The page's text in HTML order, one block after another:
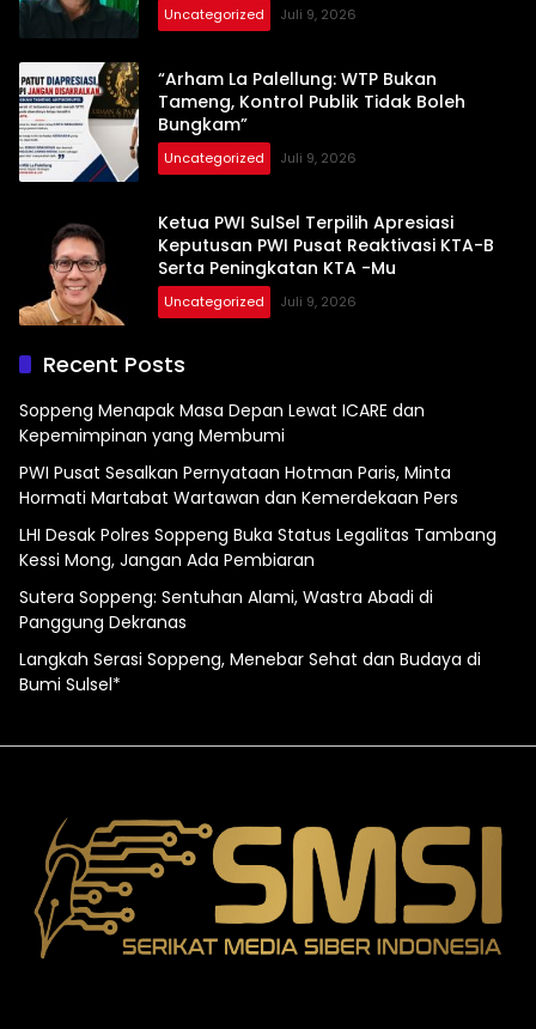
Uncategorized Juli 9, 2026
“Arham La Palellung: WTP Bukan
Tameng, Kontrol Publik Tidak Boleh
Bungkam”
Uncategorized Juli 9, 2026
Ketua PWI SulSel Terpilih Apresiasi
Keputusan PWI Pusat Reaktivasi KTA-B
Serta Peningkatan KTA -Mu
Uncategorized Juli 9, 2026
Recent Posts
Soppeng Menapak Masa Depan Lewat ICARE dan
Kepemimpinan yang Membumi
PWI Pusat Sesalkan Pernyataan Hotman Paris, Minta
Hormati Martabat Wartawan dan Kemerdekaan Pers
LHI Desak Polres Soppeng Buka Status Legalitas Tambang
Kessi Mong, Jangan Ada Pembiaran
Sutera Soppeng: Sentuhan Alami, Wastra Abadi di
Panggung Dekranas
Langkah Serasi Soppeng, Menebar Sehat dan Budaya di
Bumi Sulsel*